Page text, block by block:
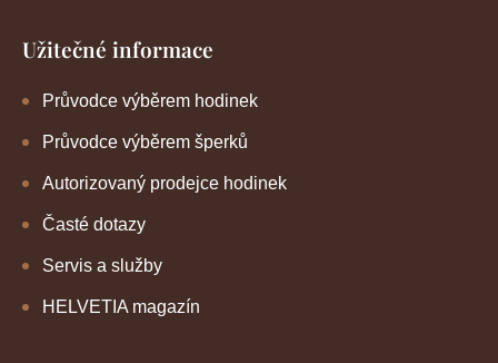
Užitečné informace
Průvodce výběrem hodinek
Průvodce výběrem šperků
Autorizovaný prodejce hodinek
Časté dotazy
Servis a služby
HELVETIA magazín